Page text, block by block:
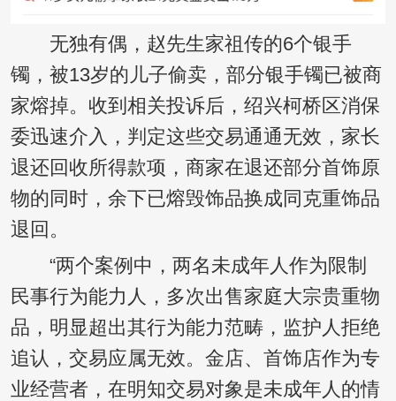
无独有偶，赵先生家祖传的6个银手
镯，被13岁的儿子偷卖，部分银手镯已被商
家熔掉。收到相关投诉后，绍兴柯桥区消保
委迅速介入，判定这些交易通通无效，家长
退还回收所得款项，商家在退还部分首饰原
物的同时，余下已熔毁饰品换成同克重饰品
退回。
“两个案例中，两名未成年人作为限制
民事行为能力人，多次出售家庭大宗贵重物
品，明显超出其行为能力范畴，监护人拒绝
追认，交易应属无效。金店、首饰店作为专
业经营者，在明知交易对象是未成年人的情